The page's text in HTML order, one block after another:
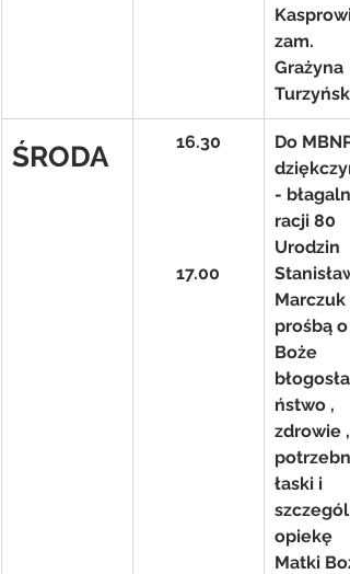
zam.
Grażyna
Turzyńska
ŚRODA 16.30
17.00
Do MBNP
-
racji 80
Urodzin
Marczuk
prośbą o
Boże
ństwo ,
zdrowie ,
łaski i
opiekę
Matki